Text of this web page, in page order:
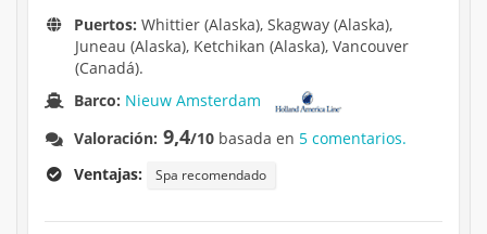
Puertos: Whittier (Alaska), Skagway (Alaska),
Juneau (Alaska), Ketchikan (Alaska), Vancouver
(Canadá).
Barco: Nieuw Amsterdam
Valoración: 9,4/10 basada en 5 comentarios.
Ventajas:
Spa recomendado